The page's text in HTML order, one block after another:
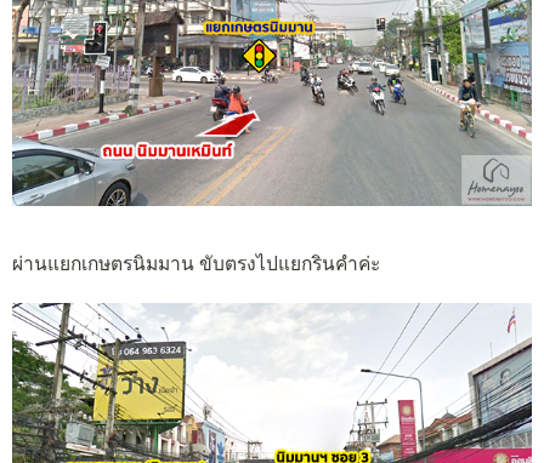
ผ่านแยกเกษตรนิมมาน ขับตรงไปแยกรินคำค่ะ